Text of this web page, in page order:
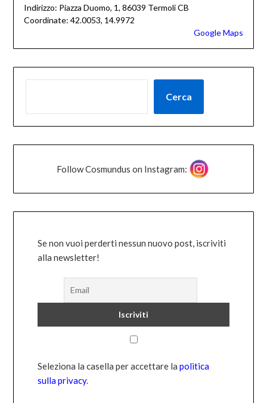
Indirizzo: Piazza Duomo, 1, 86039 Termoli CB
Coordinate: 42.0053, 14.9972
Google Maps
Cerca
Follow Cosmundus on Instagram:
Se non vuoi perderti nessun nuovo post, iscriviti
alla newsletter!
Seleziona la casella per accettare la politica
sulla privacy.